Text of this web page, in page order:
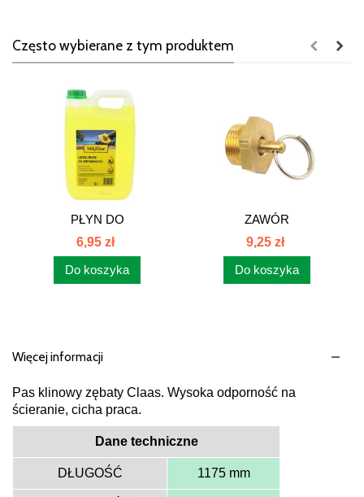
Często wybierane z tym produktem
PŁYN DO
SPRYSKIWACZY LETNI
5L
6,95 zł
Do koszyka
ZAWÓR
ODWADNIAJĄCY...
9,25 zł
Do koszyka
Więcej informacji
Pas klinowy zębaty Claas. Wysoka odporność na
ścieranie, cicha praca.
Dane techniczne
DŁUGOŚĆ 1175 mm